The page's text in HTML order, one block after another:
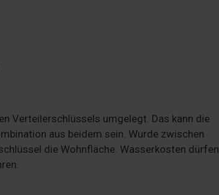
Verteilerschlüssels umgelegt. Das kann die
aus beidem sein. Wurde zwischen
die Wohnfläche. Wasserkosten dürfen